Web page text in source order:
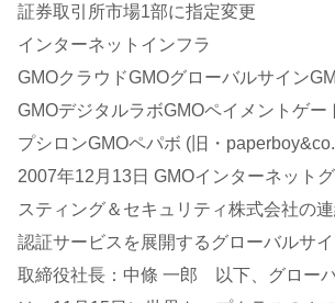
証券取引所市場1部に指定変更
インターネットインフラ
GMOクラウドGMOグローバルサイン
GMOデジタルラボGMOペイメントゲー
プシロンGMOペパボ (旧・
2007年12月13日 GMOインターネット
スティング＆セキュリティ株式会社の
認証サービスを展開するグローバルサ
取締役社長：中條 一郎 以下、グローバ